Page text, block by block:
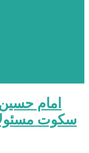
امام
سکوت